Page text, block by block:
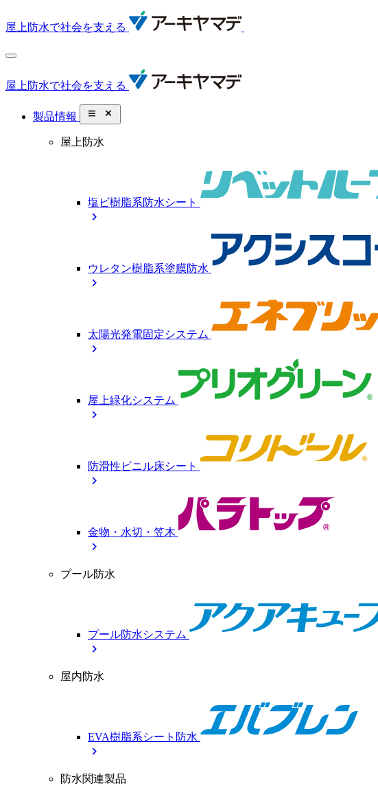
屋上防水で社会を支える
屋上防水で社会を支える
製品情報 close_small
屋上防水
塩ビ樹脂系防水シート
chevron_right
ウレタン樹脂系塗膜防水
chevron_right
太陽光発電固定システム
chevron_right
屋上緑化システム
chevron_right
防滑性ビニル床シート
chevron_right
金物・水切・笠木
chevron_right
プール防水
プール防水システム
chevron_right
屋内防水
EVA樹脂系シート防水
chevron_right
防水関連製品